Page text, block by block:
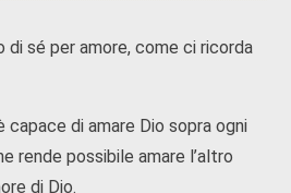
di sé per amore, come ci ricorda
capace di amare Dio sopra ogni
rende possibile amare l’altro
di Dio.